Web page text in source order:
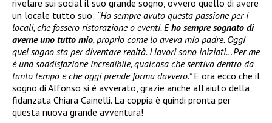
rivelare sui social il suo grande sogno, ovvero quello di avere
un locale tutto suo: “Ho sempre avuto questa passione per i
locali, che fossero ristorazione o eventi. Eho sempre sognato di
averne uno tutto mio, proprio come lo aveva mio padre. Oggi
quel sogno sta per diventare realtà. I lavori sono iniziati…Per me
è una soddisfazione incredibile, qualcosa che sentivo dentro da
tanto tempo e che oggi prende forma davvero.”E ora ecco che il
sogno di Alfonso si è avverato, grazie anche all’aiuto della
fidanzata Chiara Cainelli. La coppia è quindi pronta per
questa nuova grande avventura!